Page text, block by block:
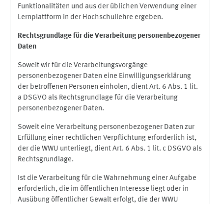
Funktionalitäten und aus der üblichen Verwendung einer
Lernplattform in der Hochschullehre ergeben.
Rechtsgrundlage für die Verarbeitung personenbezogener
Daten
Soweit wir für die Verarbeitungsvorgänge
personenbezogener Daten eine Einwilligungserklärung
der betroffenen Personen einholen, dient Art. 6 Abs. 1 lit.
a DSGVO als Rechtsgrundlage für die Verarbeitung
personenbezogener Daten.
Soweit eine Verarbeitung personenbezogener Daten zur
Erfüllung einer rechtlichen Verpflichtung erforderlich ist,
der die WWU unterliegt, dient Art. 6 Abs. 1 lit. c DSGVO als
Rechtsgrundlage.
Ist die Verarbeitung für die Wahrnehmung einer Aufgabe
erforderlich, die im öffentlichen Interesse liegt oder in
Ausübung öffentlicher Gewalt erfolgt, die der WWU